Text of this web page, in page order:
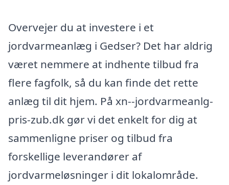
Overvejer du at investere i et
jordvarmeanlæg i Gedser? Det har aldrig
været nemmere at indhente tilbud fra
flere fagfolk, så du kan finde det rette
anlæg til dit hjem. På xn--jordvarmeanlg-
pris-zub.dk gør vi det enkelt for dig at
sammenligne priser og tilbud fra
forskellige leverandører af
jordvarmeløsninger i dit lokalområde.